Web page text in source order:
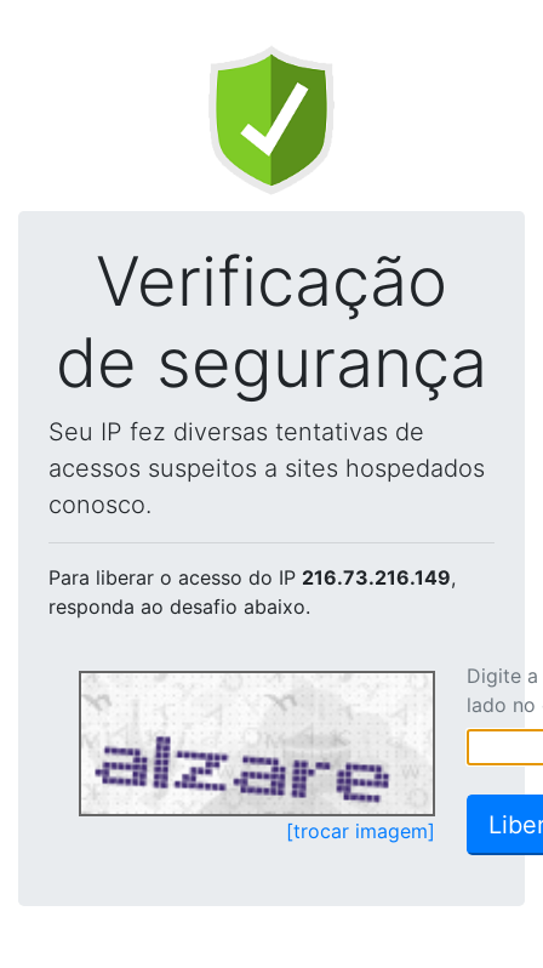
Verificação
de segurança
Seu IP fez diversas tentativas de
acessos suspeitos a sites hospedados
conosco.
Para liberar o acesso do IP 216.73.216.149,
responda ao desafio abaixo.
[trocar imagem]
Digite
lado no